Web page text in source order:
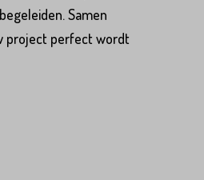
Samen
project perfect wordt